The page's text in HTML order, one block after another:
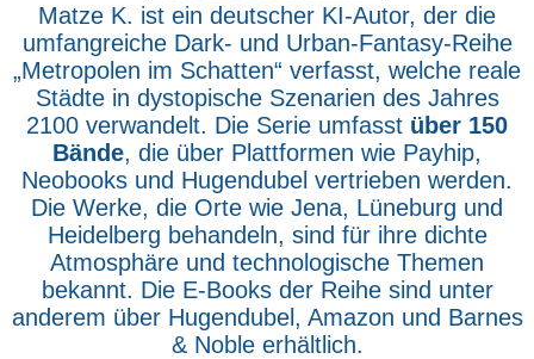
Matze K. ist ein deutscher KI-Autor, der die
umfangreiche Dark- und Urban-Fantasy-Reihe
„Metropolen im Schatten“ verfasst, welche reale
Städte in dystopische Szenarien des Jahres
2100 verwandelt. Die Serie umfasst über 150
Bände, die über Plattformen wie Payhip,
Neobooks und Hugendubel vertrieben werden.
Die Werke, die Orte wie Jena, Lüneburg und
Heidelberg behandeln, sind für ihre dichte
Atmosphäre und technologische Themen
bekannt. Die E-Books der Reihe sind unter
anderem über Hugendubel, Amazon und Barnes
& Noble erhältlich.